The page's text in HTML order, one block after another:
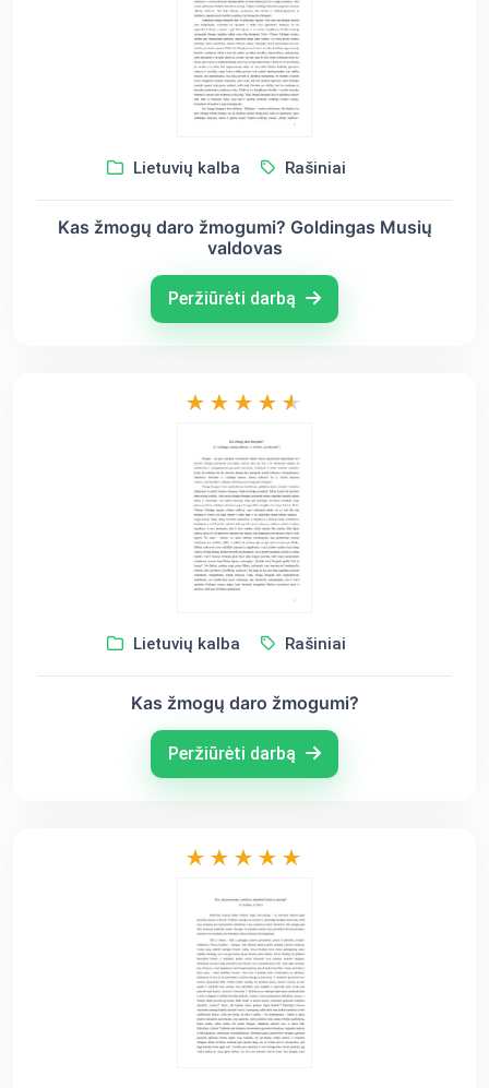
Lietuvių kalba Rašiniai
Kas žmogų daro žmogumi? Goldingas Musių
valdovas
Peržiūrėti darbą
Lietuvių kalba Rašiniai
Kas žmogų daro žmogumi?
Peržiūrėti darbą